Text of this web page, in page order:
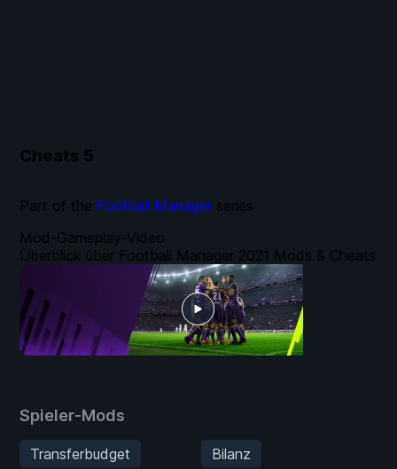
Cheats 5
Spieler-Mods
Transferbudget
Bilanz
Mod-Gameplay-Video
Überblick über Football Manager 2021 Mods & Cheats
Part of the Football Manager series